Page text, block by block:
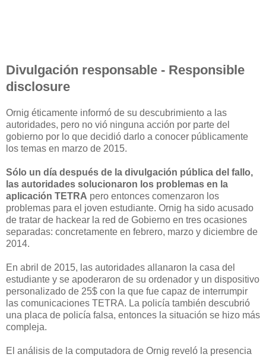
Divulgación responsable - Responsible
disclosure
Ornig éticamente informó de su descubrimiento a las
autoridades, pero no vió ninguna acción por parte del
gobierno por lo que decidió darlo a conocer públicamente
los temas en marzo de 2015.
Sólo un día después de la divulgación pública del fallo,
las autoridades solucionaron los problemas en la
aplicación TETRA pero entonces comenzaron los
problemas para el joven estudiante. Ornig ha sido acusado
de tratar de hackear la red de Gobierno en tres ocasiones
separadas: concretamente en febrero, marzo y diciembre de
2014.
En abril de 2015, las autoridades allanaron la casa del
estudiante y se apoderaron de su ordenador y un dispositivo
personalizado de 25$ con la que fue capaz de interrumpir
las comunicaciones TETRA. La policía también descubrió
una placa de policía falsa, entonces la situación se hizo más
compleja.
El análisis de la computadora de Ornig reveló la presencia